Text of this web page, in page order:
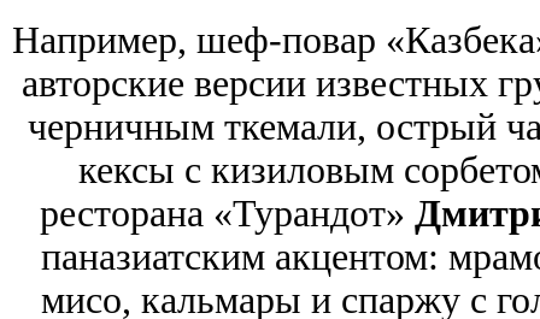
Например, шеф-повар
авторские версии известных
черничным ткемали, острый
кексы с кизиловым
ресторана «Турандот»
паназиатским акцентом:
мисо, кальмары и спаржу с